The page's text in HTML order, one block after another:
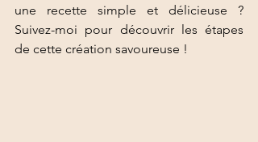
une recette simple et délicieuse ?
Suivez-moi pour découvrir les étapes
de cette création savoureuse !